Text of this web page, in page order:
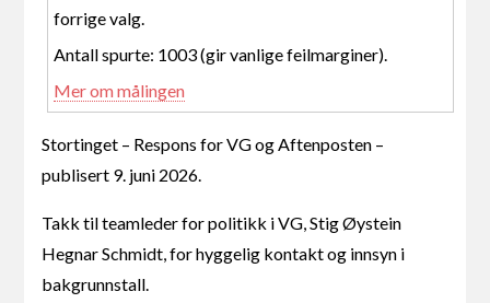
forrige valg.
Antall spurte: 1003 (gir vanlige feilmarginer).
Mer om målingen
Stortinget – Respons for VG og Aftenposten –
publisert 9. juni 2026.
Takk til teamleder for politikk i VG, Stig Øystein
Hegnar Schmidt, for hyggelig kontakt og innsyn i
bakgrunnstall.